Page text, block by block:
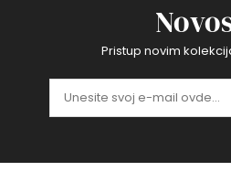
Pristup novim